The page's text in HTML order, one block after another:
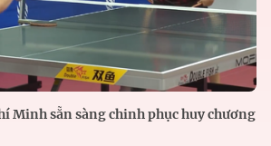
Minh sẵn sàng chinh phục huy chương